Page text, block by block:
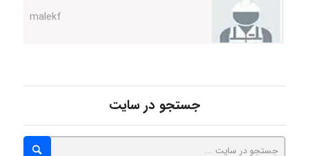
abolfazlkoshehe
A.balandeh
جستجو در سایت